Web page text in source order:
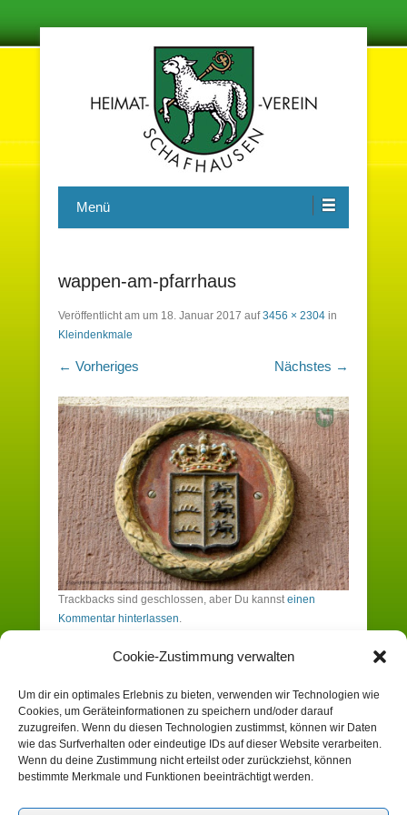
Cookie-Zustimmung verwalten
Um dir ein optimales Erlebnis zu bieten, verwenden wir Technologien wie
Cookies, um Geräteinformationen zu speichern und/oder darauf
zuzugreifen. Wenn du diesen Technologien zustimmst, können wir Daten
wie das Surfverhalten oder eindeutige IDs auf dieser Website verarbeiten.
Wenn du deine Zustimmung nicht erteilst oder zurückziehst, können
bestimmte Merkmale und Funktionen beeinträchtigt werden.
Heimatverein Schafhausen e.V.
Menü
wappen-am-pfarrhaus
Veröffentlicht am um 18. Januar 2017 auf3456 × 2304 in
Kleindenkmale
← Vorheriges Nächstes →
Trackbacks sind geschlossen, aber Du kannsteinen
Kommentar hinterlassen.
Du musst angemeldet sein, um einen
Kommentar zu erstellen.